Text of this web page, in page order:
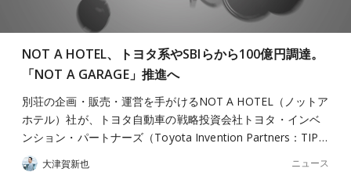
NOT A HOTEL、トヨタ系やSBIらから100億円調達。
「NOT A GARAGE」推進へ
別荘の企画・販売・運営を手がけるNOT A HOTEL（ノットア
ホテル）社が、トヨタ自動車の戦略投資会社トヨタ・インベ
ンション・パートナーズ（Toyota Invention Partners：TIP…
大津賀新也 ニュース